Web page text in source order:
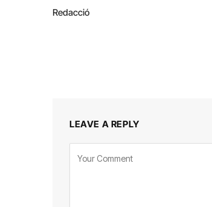
Redacció
LEAVE A REPLY